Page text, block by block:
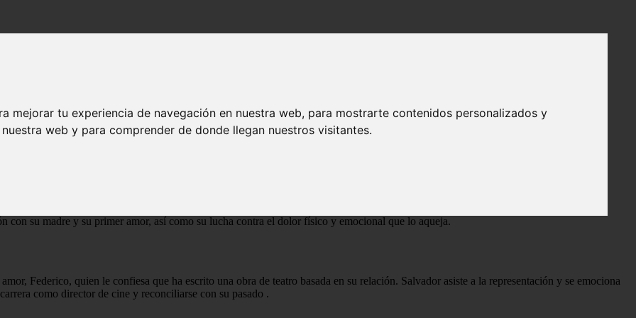
mejorar tu experiencia de navegación en nuestra web, para mostrarte contenidos personalizados y
web y para comprender de donde llegan nuestros visitantes.
cuenta la historia de Salvador Mallo, un director de cine en su ocaso que se enfrenta a una crisis creativa y personal. A través de
con su madre y su primer amor, así como su lucha contra el dolor físico y emocional que lo aqueja.
Federico, quien le confiesa que ha escrito una obra de teatro basada en su relación. Salvador asiste a la representación y se emociona
como director de cine y reconciliarse con su pasado .